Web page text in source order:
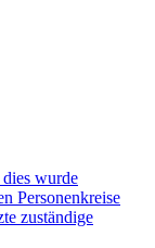
wurde
Personenkreise
zuständige